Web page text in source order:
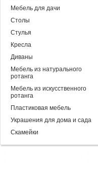
Мебель для дачи
Столы
Стулья
Кресла
Диваны
Мебель из натурального
ротанга
Мебель из искусственного
ротанга
Пластиковая мебель
Украшения для дома и сада
Скамейки